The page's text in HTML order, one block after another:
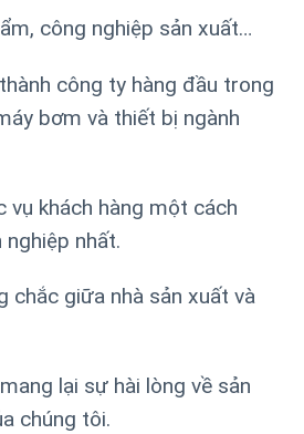
công nghiệp sản xuất…
công ty hàng đầu trong
bơm và thiết bị ngành
vụ khách hàng một cách
nghiệp nhất.
chắc giữa nhà sản xuất và
lại sự hài lòng về sản
chúng tôi.